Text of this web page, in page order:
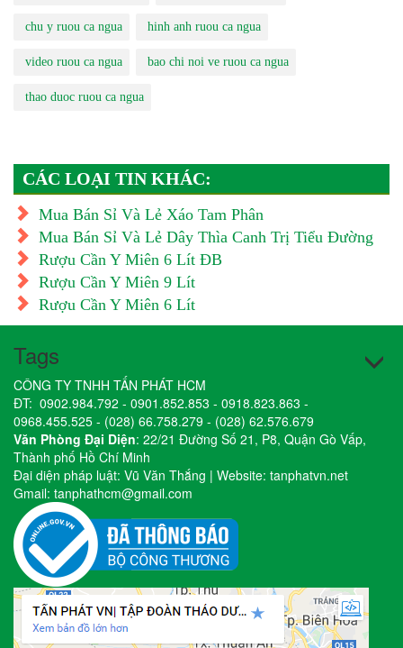
chu y ruou ca ngua hinh anh ruou ca ngua
video ruou ca ngua bao chi noi ve ruou ca ngua
thao duoc ruou ca ngua
CÁC LOẠI TIN KHÁC:
Mua Bán Sỉ Và Lẻ Xáo Tam Phân
Mua Bán Sỉ Và Lẻ Dây Thìa Canh Trị Tiểu Đường
Rượu Cần Y Miên 6 Lít ĐB
Rượu Cần Y Miên 9 Lít
Rượu Cần Y Miên 6 Lít
Tags
CÔNG TY TNHH TẤN PHÁT HCM
ĐT: 0902.984.792 - 0901.852.853 - 0918.823.863 -
0968.455.525 - (028) 66.758.279 - (028) 62.576.679
Văn Phòng Đại Diện: 22/21 Đường Số 21, P8, Quận Gò Vấp,
Thành phố Hồ Chí Minh
Đại diện pháp luật: Vũ Văn Thắng | Website: tanphatvn.net
Gmail: tanphathcm@gmail.com